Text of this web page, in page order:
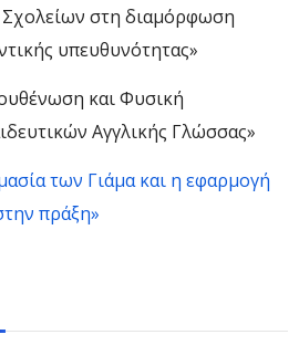
στη διαμόρφωση
υπευθυνότητας»
και Φυσική
Αγγλικής Γλώσσας»
των Γιάμα και η εφαρμογή
πράξη»